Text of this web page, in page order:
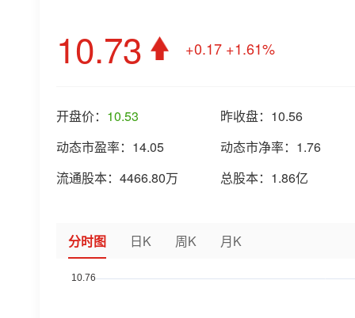
10.73 +0.17 +1.61%
开盘价： 10.53 昨收盘： 10.56
动态市盈率： 14.05 动态市净率： 1.76
流通股本： 4466.80万 总股本： 1.86亿
分时图 日K 周K 月K